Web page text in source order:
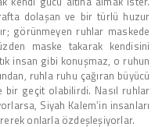
dolaşan ve bir türlü huzur
görünmeyen ruhlar maskede
maske takarak kendisini
insan gibi konuşmaz, o ruhun
ruhla ruhu çağıran büyücü
bir geçit olabilirdi. Nasıl ruhlar
Siyah Kalem’in insanları
onlarla özdeşleşiyorlar.